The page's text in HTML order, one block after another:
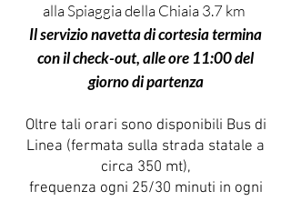
alla Spiaggia della Chiaia 3.7 km
Il servizio navetta di cortesia termina
con il check-out, alle ore 11:00 del
giorno di partenza
Oltre tali orari sono disponibili Bus di
Linea (fermata sulla strada statale a
circa 350 mt),
frequenza ogni 25/30 minuti in ogni